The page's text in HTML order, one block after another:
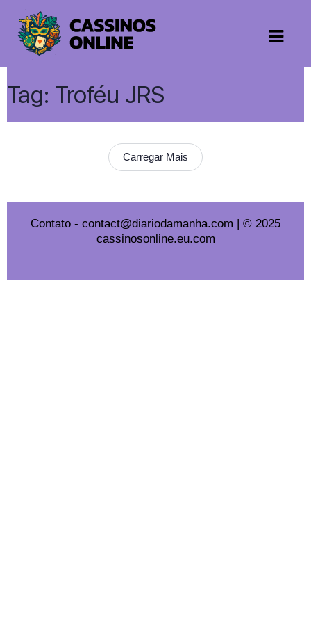
Tag: Troféu JRS
Carregar Mais
Contato - contact@diariodamanha.com | © 2025
cassinosonline.eu.com